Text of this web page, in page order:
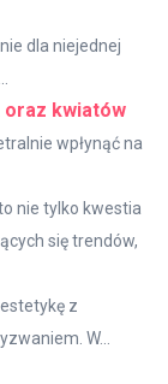
dla niejednej
oraz kwiatów
wpłynąć na
nie tylko kwestia
się trendów,
z
W...